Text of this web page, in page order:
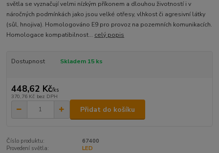
světla se vyznačují velmi nízkým příkonem a dlouhou životností i v
náročných podmínkách jako jsou velké otřesy, vlhkost či agresivní látky
(sůl, hnojiva). Homologováno E9 pro provoz na pozemních komunikacích.
Homologace kompatibilnost... celý popis
Dostupnost Skladem 15 ks
448,62 Kč/ks
370,76 Kč bez DPH
Přidat do košíku
Číslo produktu:
67400
Provedení světla:
LED